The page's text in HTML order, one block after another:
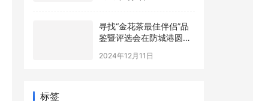
寻找“金花茶最佳伴侣”品
鉴暨评选会在防城港圆满
2024年12月11日
标签